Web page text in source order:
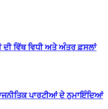
ਦੀ ਵਿੱਥ ਵਿਧੀ ਅਤੇ ਅੰਤਰ ਫ਼ਸਲਾਂ
ਪਾਰਟੀਆਂ ਦੇ ਨੁਮਾਇੰਦਿਆਂ